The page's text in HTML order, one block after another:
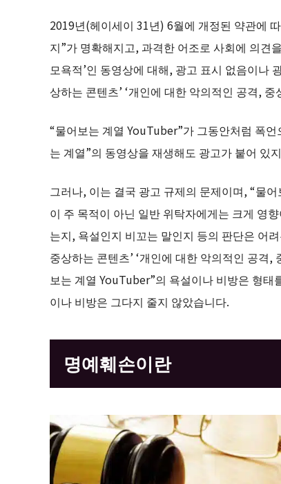
2019년(헤이세이 31년) 6월에 개정된 약관에
지”가 명확해지고, 과격한 어조로 사회에 의견
모욕적’인 동영상에 대해, 광고 표시 없음이나
상하는 콘텐츠’ ‘개인에 대한 악의적인 공격,
“물어보는 계열 YouTuber”가 그동안처럼 폭
는 계열”의 동영상을 재생해도 광고가 붙어 있
그러나, 이는 결국 광고 규제의 문제이며, “물
이 주 목적이 아닌 일반 위탁자에게는 크게 영
는지, 욕설인지 비꼬는 말인지 등의 판단은 어
중상하는 콘텐츠’ ‘개인에 대한 악의적인 공격
보는 계열 YouTuber”의 욕설이나 비방은 형
이나 비방은 그다지 줄지 않았습니다.
명예훼손이란